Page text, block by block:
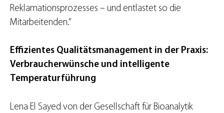
Reklamationsprozesses – und entlastet so die
Mitarbeitenden.“
Effizientes Qualitätsmanagement in der Praxis:
Verbraucherwünsche und intelligente
Temperaturführung
Lena El Sayed von der Gesellschaft für Bioanalytik